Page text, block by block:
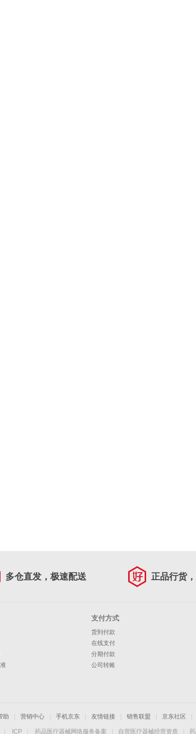
多仓直发，极速配送 正品行货
支付方式
货到付款
在线支付
分期付款
公司转账
助 营销中心 手机京东 友情链接 销售联盟 京东社区
ICP 药品医疗器械网络服务备案 自营医疗器械经营资质